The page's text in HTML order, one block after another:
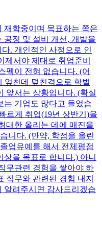
재학중이며 목표하는 쪽은
공정 및 설비 개선, 개발을
. 개인적인 사정으로 인
제서야 제대로 취업준비
펙이 전혀 없습니다. (어
엎친데 덮친격으로 학벌
앞서는 상황입니다. (확실
는 기업도 많다고 들었습
르게 취업(19년 상반기)을
대한 올리는 데에 매진을
니다. (만약, 학점을 올린
업유예를 해서 전체평점
상을 목표로 합니다.) 아니
무관련 경험을 쌓아야 하
직무와 관련된 경험 내지
알려주시면 감사드리겠습